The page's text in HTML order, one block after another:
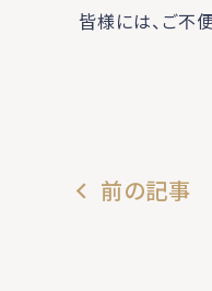
皆様には、ご不
前の記事